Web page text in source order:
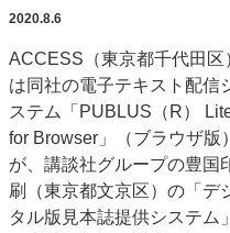
SDGs・地域
ポストプレス ビ
市場・統計
人事・移転・異動・
特集記事カテゴリー一覧
2022 見える化・MIS特集
特集・デジタル印刷 アイデアで勝
2020.8.6
ACCESS（東京都千代田区
は同社の電子テキスト配信
ステム「PUBLUS（R）
for Browser」（ブラウザ版）
が、講談社グループの豊国
刷（東京都文京区）の「デ
タル版見本誌提供システム」